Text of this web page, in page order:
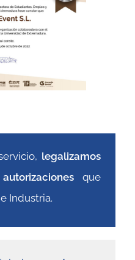
legalizamos
que
Industria.